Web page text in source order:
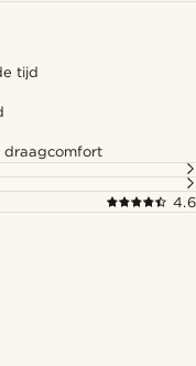
tijd
draagcomfort
4.6